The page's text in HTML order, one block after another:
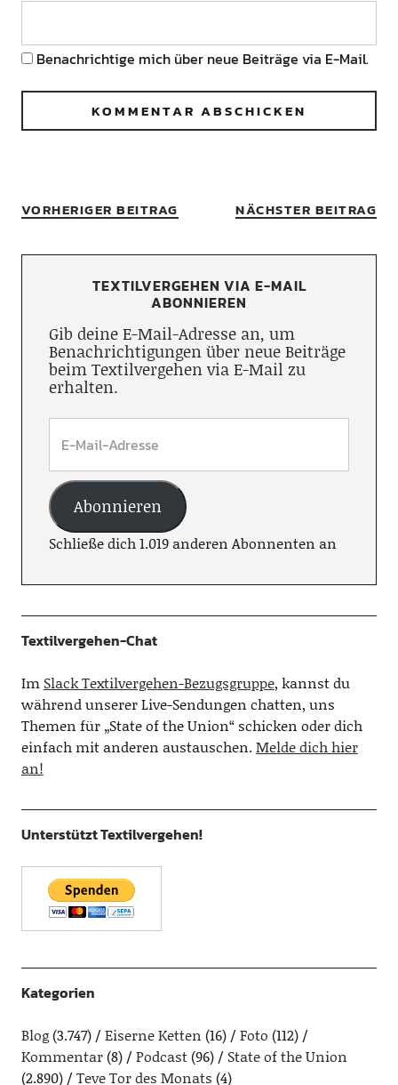
Benachrichtige mich über neue Beiträge via E-Mail.
VORHERIGER BEITRAG NÄCHSTER BEITRAG
TEXTILVERGEHEN VIA E-MAIL
ABONNIEREN
Gib deine E-Mail-Adresse an, um
Benachrichtigungen über neue Beiträge
beim Textilvergehen via E-Mail zu
erhalten.
Abonnieren
Schließe dich 1.019 anderen Abonnenten an
Textilvergehen-Chat
Im Slack Textilvergehen-Bezugsgruppe, kannst du
während unserer Live-Sendungen chatten, uns
Themen für „State of the Union“ schicken oder dich
einfach mit anderen austauschen.Melde dich hier
an!
Unterstützt Textilvergehen!
Kategorien
Blog(3.747) Eiserne Ketten (16) Foto (112)
Kommentar(8) Podcast(96)
State of the Union
(2.890)
Teve Tor des Monats (4)